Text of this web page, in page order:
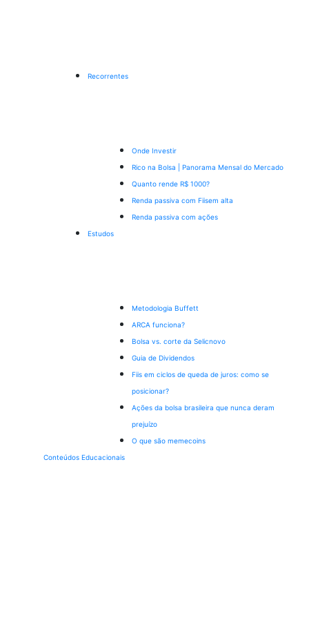
Recorrentes
Onde Investir
Rico na Bolsa | Panorama Mensal do Mercado
Quanto rende R$ 1000?
Renda passiva com Fiisem alta
Renda passiva com ações
Estudos
Metodologia Buffett
ARCA funciona?
Bolsa vs. corte da Selicnovo
Guia de Dividendos
Fiis em ciclos de queda de juros: como se
posicionar?
Ações da bolsa brasileira que nunca deram
prejuízo
O que são memecoins
Conteúdos Educacionais